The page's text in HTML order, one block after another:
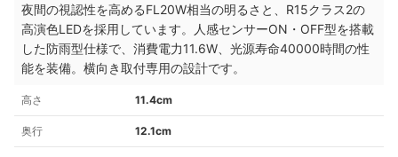
夜間の視認性を高めるFL20W相当の明るさと、R15クラス2の
高演色LEDを採用しています。人感センサーON・OFF型を搭載
した防雨型仕様で、消費電力11.6W、光源寿命40000時間の性
能を装備。横向き取付専用の設計です。
高さ 11.4cm
奥行 12.1cm